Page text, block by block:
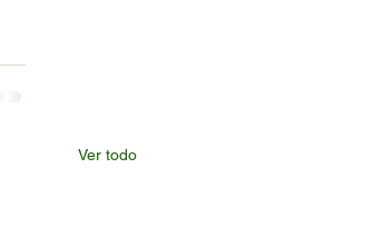
Ver todo